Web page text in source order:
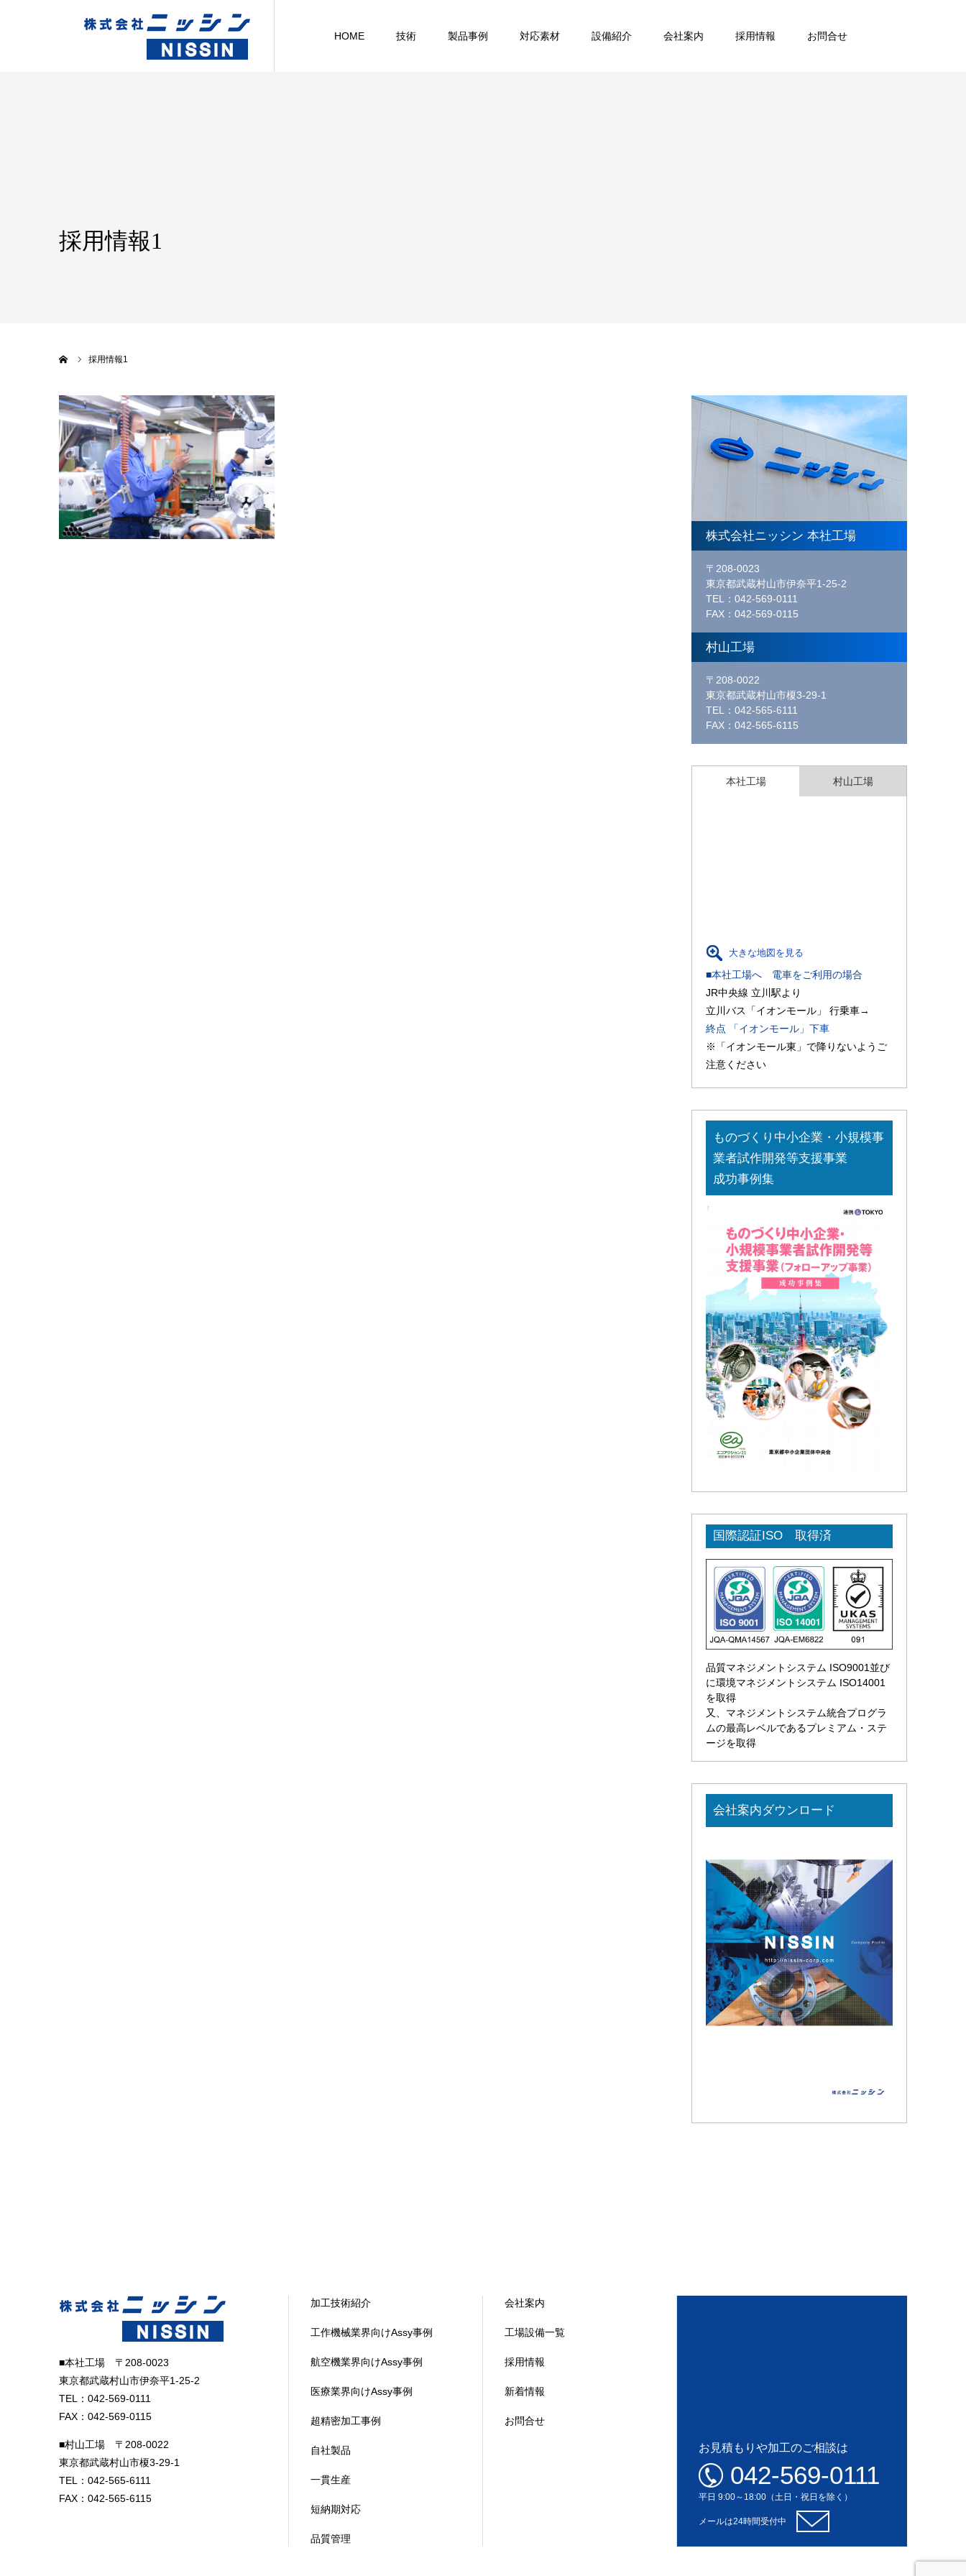
HOME 技術 製品事例 対応素材 設備紹介 会社案内 採用情報 お問合せ
採用情報1
採用情報1
株式会社ニッシン 本社工場
〒208-0023
東京都武蔵村山市伊奈平1-25-2
TEL：042-569-0111
FAX：042-569-0115
村山工場
〒208-0022
東京都武蔵村山市榎3-29-1
TEL：042-565-6111
FAX：042-565-6115
本社工場 村山工場
大きな地図を見る
■本社工場へ 電車をご利用の場合
JR中央線 立川駅より
立川バス「イオンモール」 行乗車→
終点 「イオンモール」下車
※「イオンモール東」で降りないようご
注意ください
ものづくり中小企業・小規模事
業者試作開発等支援事業
成功事例集
国際認証ISO 取得済
品質マネジメントシステム ISO9001並び
に環境マネジメントシステム ISO14001
を取得
又、マネジメントシステム統合プログラ
ムの最高レベルであるプレミアム・ステ
ージを取得
会社案内ダウンロード
■本社工場 〒208-0023
東京都武蔵村山市伊奈平1-25-2
TEL：042-569-0111
FAX：042-569-0115
■村山工場 〒208-0022
東京都武蔵村山市榎3-29-1
TEL：042-565-6111
FAX：042-565-6115
加工技術紹介
工作機械業界向けAssy事例
航空機業界向けAssy事例
医療業界向けAssy事例
超精密加工事例
自社製品
一貫生産
短納期対応
品質管理
会社案内
工場設備一覧
採用情報
新着情報
お問合せ
お見積もりや加工のご相談は
042-569-0111
平日 9:00～18:00（土日・祝日を除く）
メールは24時間受付中